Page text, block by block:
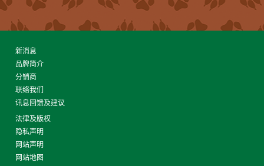
新消息
品牌简介
分销商
联络我们
讯息回馈及建议
法律及版权
隐私声明
网站声明
网站地图